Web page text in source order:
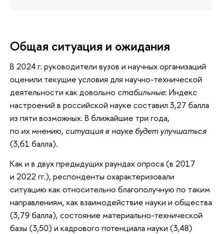
Общая ситуация и ожидания
В 2024 г. руководители вузов и научных организаций
оценили текущие условия для научно-технической
деятельности как довольно стабильные: Индекс
настроений в российской науке составил 3,27 балла
из пяти возможных. В ближайшие три года,
по их мнению, ситуация в науке будет улучшаться
(3,61 балла).
Как и в двух предыдущих раундах опроса (в 2017
и 2022 гг.), респонденты охарактеризовали
ситуацию как относительно благополучную по таким
направлениям, как взаимодействие науки и общества
(3,79 балла), состояние материально-технической
базы (3,50) и кадрового потенциала науки (3,48)